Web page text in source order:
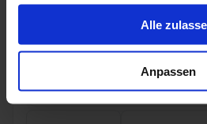
gesammelt haben.
Alle
Anpassen
12 jun. 2027 21Nachten